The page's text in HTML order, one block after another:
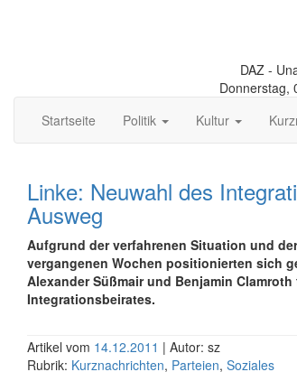
DAZ -
Donnerstag,
Startseite
Politik Kultur
Linke: Neuwahl des
Ausweg
Aufgrund der verfahrenen Situation und
vergangenen Wochen positionierten sich
Alexander Süßmair und Benjamin
Integrationsbeirates.
Artikel vom 14.12.2011 | Autor: sz
Rubrik: Kurznachrichten, Parteien, Soziales